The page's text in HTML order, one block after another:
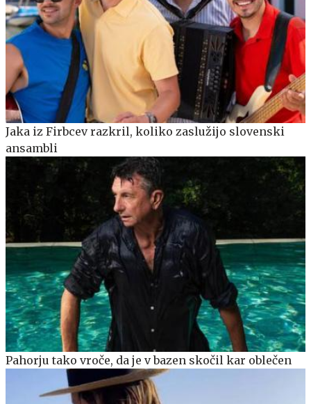
Jaka iz Firbcev razkril, koliko zaslužijo slovenski
ansambli
Pahorju tako vroče, da je v bazen skočil kar oblečen